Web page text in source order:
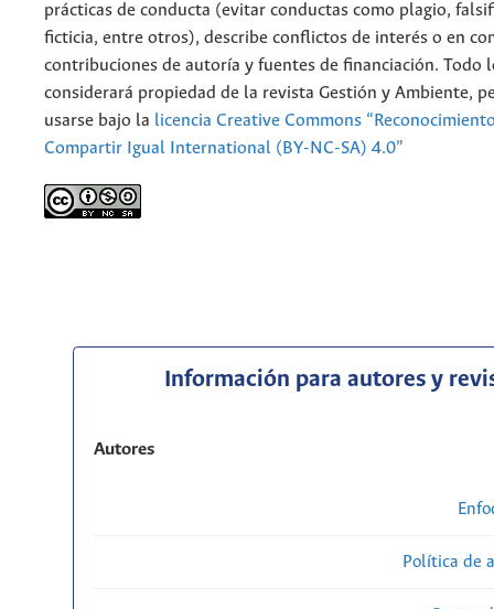
prácticas de conducta (evitar conductas como plagio,
ficticia, entre otros), describe conflictos de interés o en
contribuciones de autoría y fuentes de financiación. Todo
considerará propiedad de la revista Gestión y Ambiente,
usarse bajo la licencia Creative Commons
Compartir Igual International (BY-NC-SA) 4.0”
Información para autores y
Autores
Política de